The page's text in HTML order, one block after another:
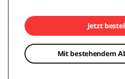
Jetzt
Mit bestehendem